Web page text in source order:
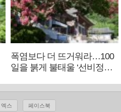
폭염보다 더 뜨거워라…100
일을 붉게 불태울 ‘선비정신’
엑스 페이스북